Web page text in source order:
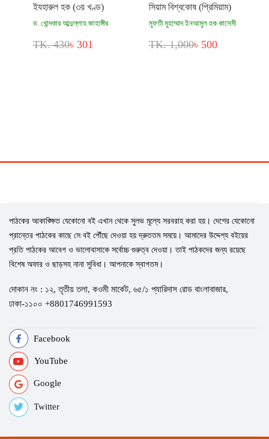
ইযহারুল হক (৩য় খণ্ড)
ড. খোন্দকার আব্দুল্লাহ জাহাঙ্গীর
TK. 430৳ 301
সিয়াম বিশ্বকোষ (প্রিমিয়াম)
মুফতী মুহাম্মাদ ইনআমুল হক কাসেমী
TK. 1,000৳ 500
পাঠকের আকাঙ্ক্ষিত যেকোনো বই এখান থেকে সুলভ মূল্যে সরবরাহ করা হয়। দেশের যেকোনো
প্রান্তের পাঠকের কাছে সে বই পৌঁছে দেওয়া হয় দ্রুততম সময়ে। আমাদের উদ্দেশ্য বইয়ের
প্রতি পাঠকের আবেগ ও ভালোবাসাকে সর্বোচ্চ গুরুত্ব দেওয়া। তাই পাঠকদের জন্য রয়েছে
বিশেষ অফার ও ছাড়সহ নানা সুবিধা। আপনাকে স্বাগতম।
দোকান নং : ১২, তৃতীয় তলা, কওমী মার্কেট, ৬৫/১ প্যারিদাস রোড বাংলাবাজার,
ঢাকা-১১০০ +8801746991593
Facebook
YouTube
Google
Twitter